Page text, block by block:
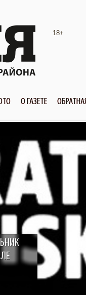
18+
О ГАЗЕТЕ